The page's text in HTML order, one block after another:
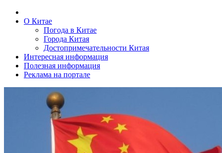
О Китае
Погода в Китае
Города Китая
Достопримечательности Китая
Интересная информация
Полезная информация
Реклама на портале